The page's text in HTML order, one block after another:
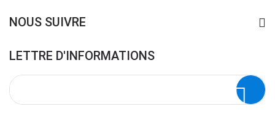
NOUS SUIVRE
LETTRE D'INFORMATIONS